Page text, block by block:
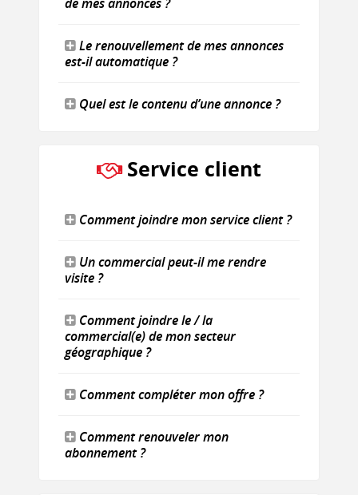
Le renouvellement de mes annonces
est-il automatique ?
Quel est le contenu d’une annonce ?
Service client
Comment joindre mon service client ?
Un commercial peut-il me rendre
visite ?
Comment joindre le / la
commercial(e) de mon secteur
géographique ?
Comment compléter mon offre ?
Comment renouveler mon
abonnement ?